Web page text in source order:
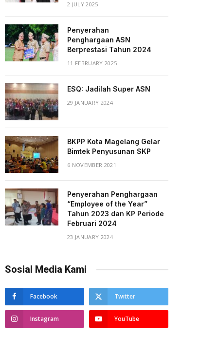
2 JULY 2025
Penyerahan
Penghargaan ASN
Berprestasi Tahun 2024
11 FEBRUARY 2025
ESQ: Jadilah Super ASN
29 JANUARY 2024
BKPP Kota Magelang Gelar
Bimtek Penyusunan SKP
6 NOVEMBER 2021
Penyerahan Penghargaan
“Employee of the Year”
Tahun 2023 dan KP Periode
Februari 2024
23 JANUARY 2024
Sosial Media Kami
Facebook Twitter
Instagram YouTube